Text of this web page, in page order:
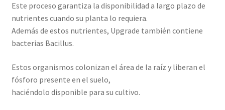
Este proceso garantiza la disponibilidad a largo plazo de
nutrientes cuando su planta lo requiera.
Además de estos nutrientes, Upgrade también contiene
bacterias Bacillus.
Estos organismos colonizan el área de la raíz y liberan el
fósforo presente en el suelo,
haciéndolo disponible para su cultivo.